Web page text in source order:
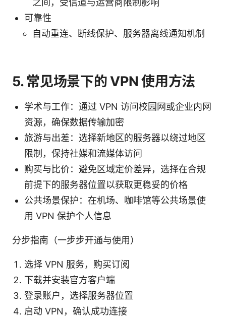
可靠性
自动重连、断线保护、服务器离线通知机制
5. 常见场景下的 VPN 使用方法
学术与工作：通过 VPN 访问校园网或企业内网
资源，确保数据传输加密
旅游与出差：选择新地区的服务器以绕过地区
限制，保持社媒和流媒体访问
购买与比价：避免区域定价差异，选择在合规
前提下的服务器位置以获取更稳妥的价格
公共场景保护：在机场、咖啡馆等公共场景使
用 VPN 保护个人信息
分步指南（一步步开通与使用）
选择 VPN 服务，购买订阅
下载并安装官方客户端
登录账户，选择服务器位置
启动 VPN，确认成功连接